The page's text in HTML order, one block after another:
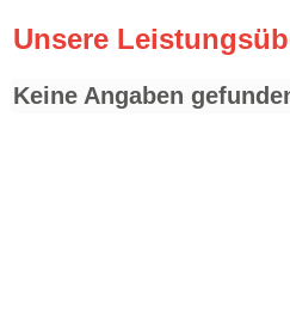
Unsere
Keine Angaben